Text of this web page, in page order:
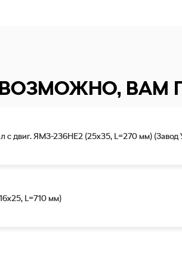
ВОЗМОЖНО, ВАМ
с двиг. ЯМЗ-236НЕ2 (25х35, L=270 мм)
L=710 мм)